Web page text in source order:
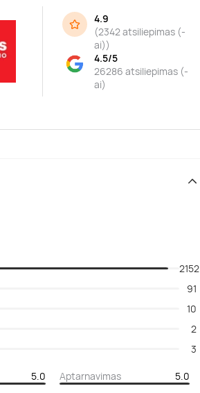
4.9
(2342 atsiliepimas (-
ai))
4.5/5
26286 atsiliepimas (-
ai)
2152
91
10
2
3
5.0 Aptarnavimas 5.0